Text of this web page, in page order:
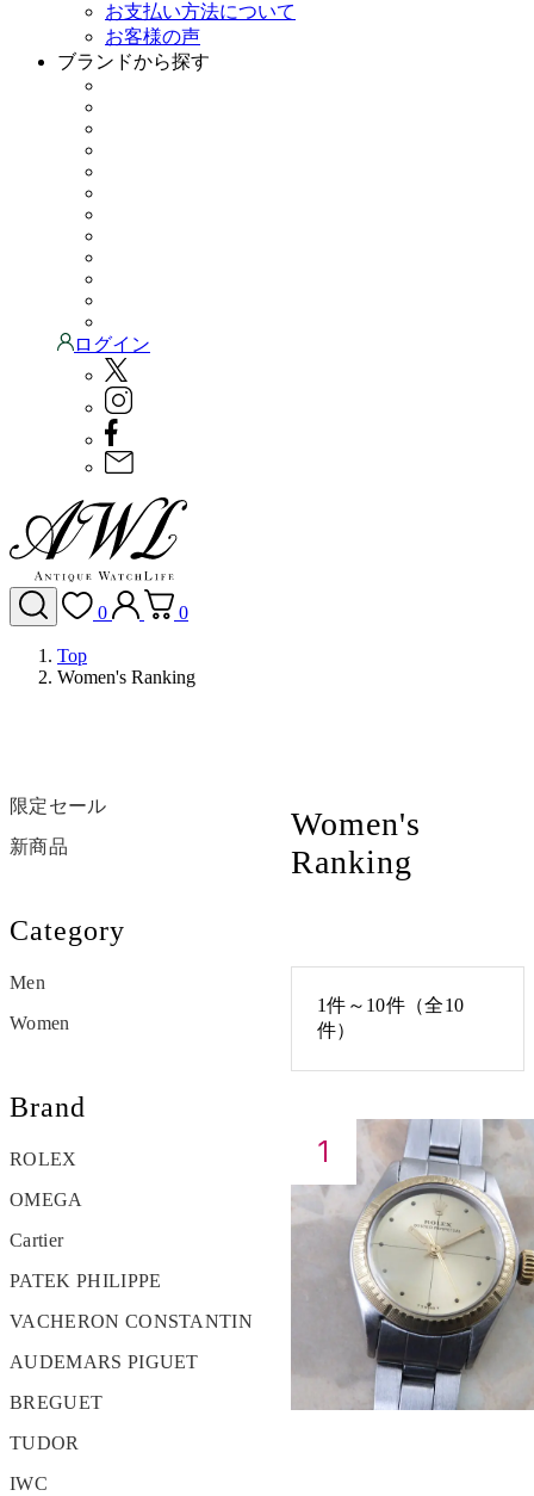
お支払い方法について
お客様の声
ブランドから探す
ログイン
0 0
Top
Women's Ranking
Women's
Ranking
1件～10件（全10
件）
限定セール
新商品
Category
Men
Women
Brand
ROLEX
OMEGA
Cartier
PATEK PHILIPPE
VACHERON CONSTANTIN
AUDEMARS PIGUET
BREGUET
TUDOR
IWC